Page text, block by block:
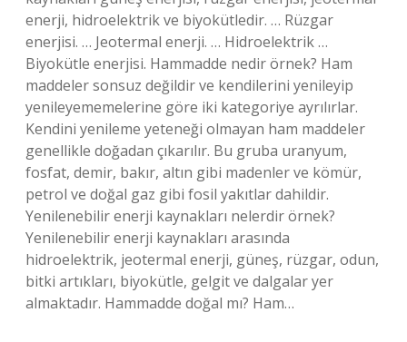
enerji, hidroelektrik ve biyokütledir. … Rüzgar
enerjisi. … Jeotermal enerji. … Hidroelektrik …
Biyokütle enerjisi. Hammadde nedir örnek? Ham
maddeler sonsuz değildir ve kendilerini yenileyip
yenileyememelerine göre iki kategoriye ayrılırlar.
Kendini yenileme yeteneği olmayan ham maddeler
genellikle doğadan çıkarılır. Bu gruba uranyum,
fosfat, demir, bakır, altın gibi madenler ve kömür,
petrol ve doğal gaz gibi fosil yakıtlar dahildir.
Yenilenebilir enerji kaynakları nelerdir örnek?
Yenilenebilir enerji kaynakları arasında
hidroelektrik, jeotermal enerji, güneş, rüzgar, odun,
bitki artıkları, biyokütle, gelgit ve dalgalar yer
almaktadır. Hammadde doğal mı? Ham…